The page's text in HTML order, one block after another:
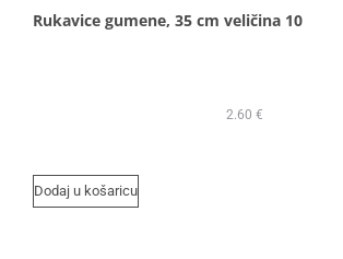
Rukavice gumene, 35 cm veličina 10
2.60 €
Dodaj u košaricu